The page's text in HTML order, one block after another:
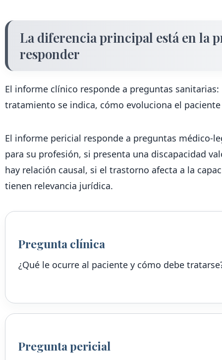
La diferencia principal está en la
responder
El informe clínico responde a preguntas
tratamiento se indica, cómo evoluciona el
El informe pericial responde a preguntas médico-
para su profesión, si presenta una discapacidad
hay relación causal, si el trastorno afecta a la
tienen relevancia jurídica.
Pregunta clínica
¿Qué le ocurre al paciente y cómo debe
Pregunta pericial